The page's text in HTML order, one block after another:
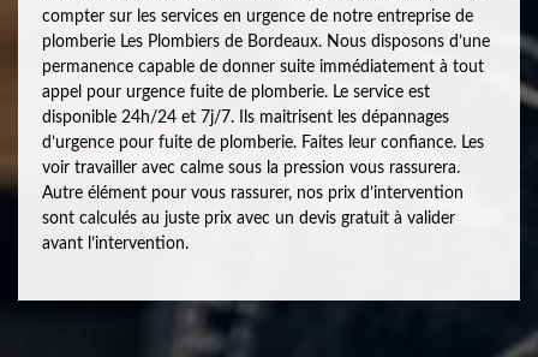
compter sur les services en urgence de notre entreprise de
plomberie Les Plombiers de Bordeaux. Nous disposons d’une
permanence capable de donner suite immédiatement à tout
appel pour urgence fuite de plomberie. Le service est
disponible 24h/24 et 7j/7. Ils maitrisent les dépannages
d’urgence pour fuite de plomberie. Faites leur confiance. Les
voir travailler avec calme sous la pression vous rassurera.
Autre élément pour vous rassurer, nos prix d’intervention
sont calculés au juste prix avec un devis gratuit à valider
avant l’intervention.